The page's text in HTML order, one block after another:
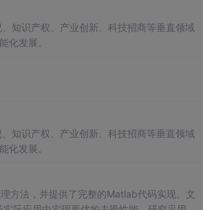
知识产权、产业创新、科技招商等垂直领域
化发展。
知识产权、产业创新、科技招商等垂直领域
化发展。
方法，并提供了完整的Matlab代码实现。文